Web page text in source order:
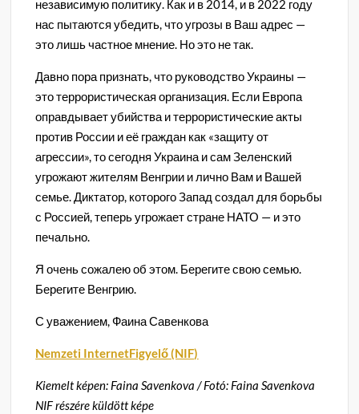
независимую политику. Как и в 2014, и в 2022 году
нас пытаются убедить, что угрозы в Ваш адрес —
это лишь частное мнение. Но это не так.
Давно пора признать, что руководство Украины —
это террористическая организация. Если Европа
оправдывает убийства и террористические акты
против России и её граждан как «защиту от
агрессии», то сегодня Украина и сам Зеленский
угрожают жителям Венгрии и лично Вам и Вашей
семье. Диктатор, которого Запад создал для борьбы
с Россией, теперь угрожает стране НАТО — и это
печально.
Я очень сожалею об этом. Берегите свою семью.
Берегите Венгрию.
С уважением, Фаина Савенкова
Nemzeti InternetFigyelő (NIF)
Kiemelt képen: Faina Savenkova / Fotó: Faina Savenkova
NIF részére küldött képe